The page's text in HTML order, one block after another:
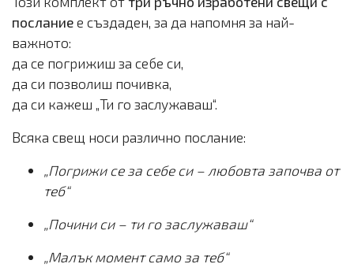
посланиее създаден, за да напомня за най-
важното:
да се погрижиш за себе си,
да си позволиш почивка,
да си кажеш „Ти го заслужаваш“.
Всяка свещ носи различно послание:
„Погрижи се за себе си – любовта започва от
теб“
„Почини си – ти го заслужаваш“
„Малък момент само за теб“